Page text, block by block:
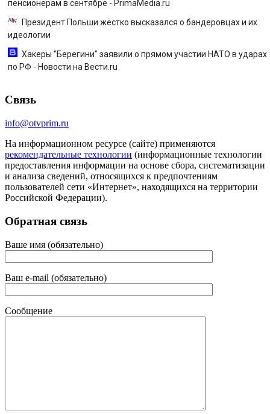
пенсионерам в сентябре - PrimaMedia.ru
Президент Польши жёстко высказался о бандеровцах и их
идеологии
Хакеры "Берегини" заявили о прямом участии НАТО в ударах
по РФ - Новости на Вести.ru
Связь
info@otvprim.ru
На информационном ресурсе (сайте) применяются
рекомендательные технологии (информационные технологии
предоставления информации на основе сбора, систематизации
и анализа сведений, относящихся к предпочтениям
пользователей сети «Интернет», находящихся на территории
Российской Федерации).
Обратная связь
Ваше имя (обязательно)
Ваш e-mail (обязательно)
Сообщение